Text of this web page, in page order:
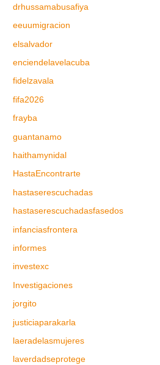
drhussamabusafiya
eeuumigracion
elsalvador
enciendelavelacuba
fidelzavala
fifa2026
frayba
guantanamo
haithamynidal
HastaEncontrarte
hastaserescuchadas
hastaserescuchadasfasedos
infanciasfrontera
informes
investexc
Investigaciones
jorgito
justiciaparakarla
laeradelasmujeres
laverdadseprotege